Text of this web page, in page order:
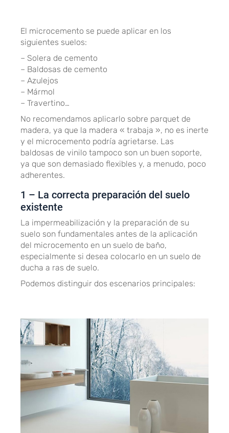
El microcemento se puede aplicar en los
siguientes suelos:
– Solera de cemento
– Baldosas de cemento
– Azulejos
– Mármol
– Travertino…
No recomendamos aplicarlo sobre parquet de
madera, ya que la madera « trabaja », no es inerte
y el microcemento podría agrietarse. Las
baldosas de vinilo tampoco son un buen soporte,
ya que son demasiado flexibles y, a menudo, poco
adherentes.
1 – La correcta preparación del suelo
existente
La impermeabilización y la preparación de su
suelo son fundamentales antes de la aplicación
del microcemento en un suelo de baño,
especialmente si desea colocarlo en un suelo de
ducha a ras de suelo.
Podemos distinguir dos escenarios principales: